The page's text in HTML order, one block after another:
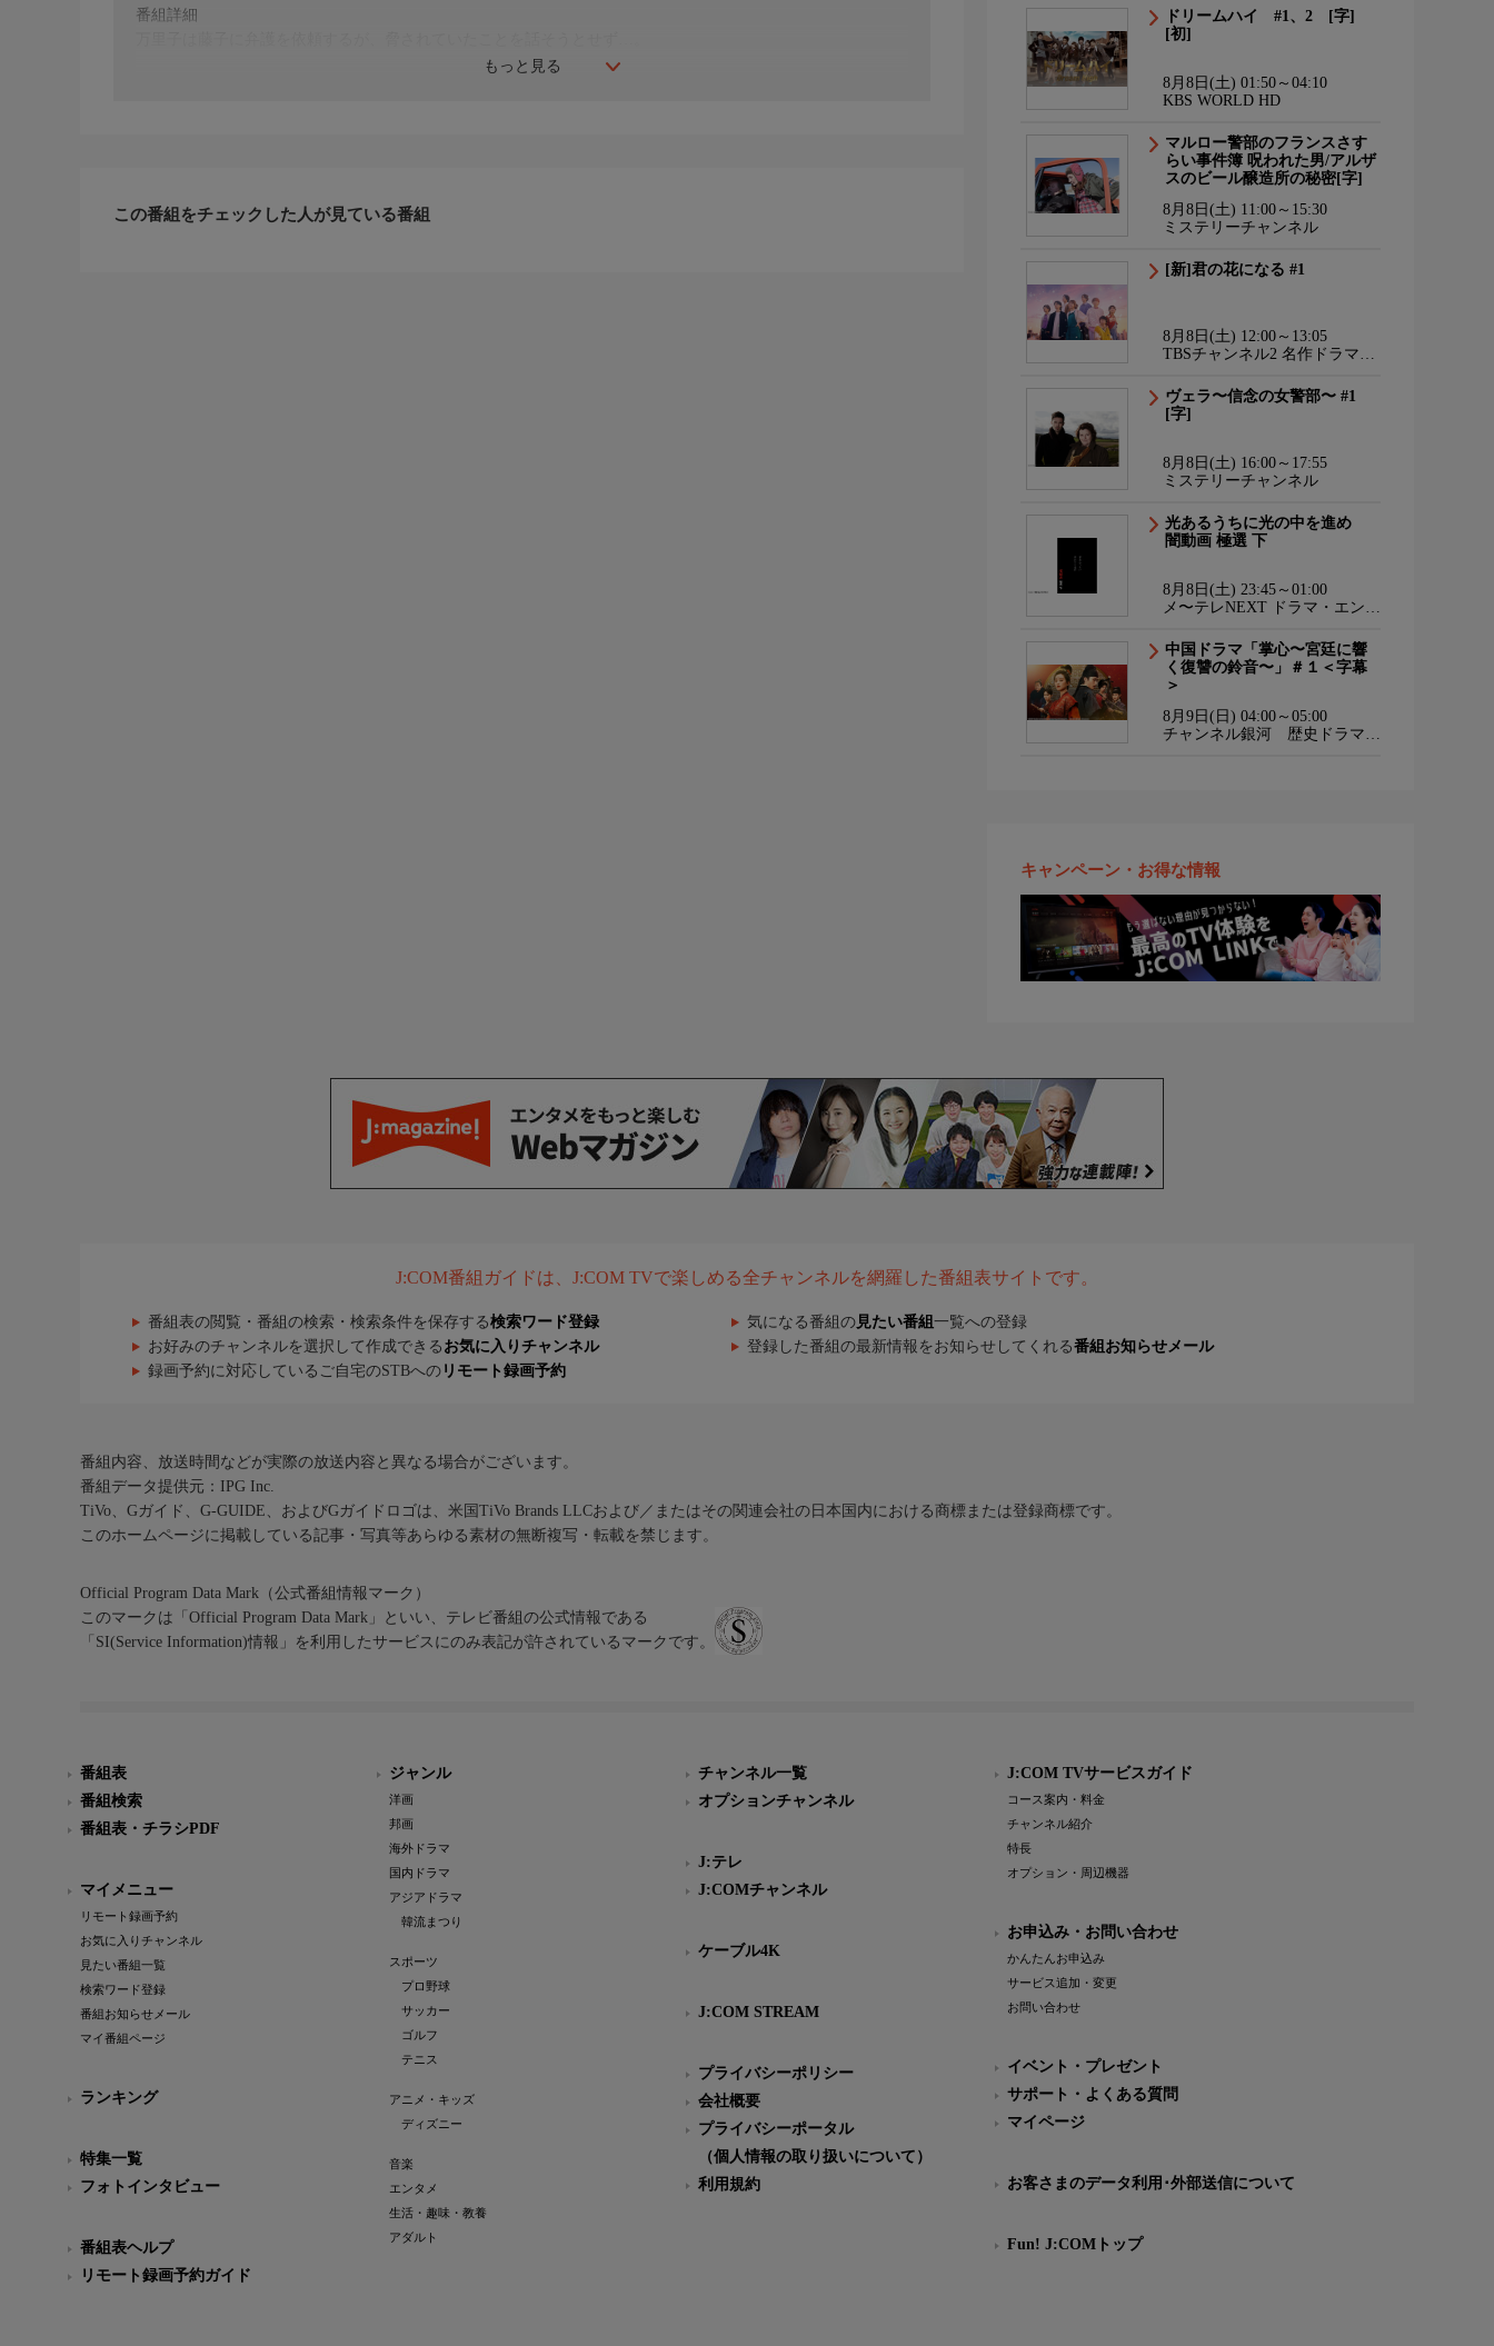
もっと見る
番組詳細
この番組をチェックした人が見ている番組
ドリームハイ #1、2 [字]
[初]
8月8日(土) 01:50～04:10
KBS WORLD HD
マルロー警部のフランスさす
らい事件簿 呪われた男/アルザ
スのビール醸造所の秘密[字]
8月8日(土) 11:00～15:30
ミステリーチャンネル
[新]君の花になる #1
8月8日(土) 12:00～13:05
TBSチャンネル2 名作ドラマ・
ヴェラ〜信念の女警部〜 #1
[字]
8月8日(土) 16:00～17:55
ミステリーチャンネル
光あるうちに光の中を進め
闇動画 極選 下
8月8日(土) 23:45～01:00
メ〜テレNEXT ドラマ・エンタ
中国ドラマ「掌心〜宮廷に響
く復讐の鈴音〜」＃１＜字幕
＞
8月9日(日) 04:00～05:00
チャンネル銀河 歴史ドラマ・
キャンペーン・お得な情報
J:COM番組ガイドは、J:COM TVで楽しめる全チャンネルを網羅した番組表サイトです。
番組表の閲覧・番組の検索・検索条件を保存する検索ワード登録 気になる番組の 見たい番組 一覧への登録
お好みのチャンネルを選択して作成できる お気に入りチャンネル 登録した番組の最新情報をお知らせしてくれる番組お知らせメール
録画予約に対応しているご自宅のSTBへの リモート録画予約
番組内容、放送時間などが実際の放送内容と異なる場合がございます。
番組データ提供元：IPG Inc.
TiVo、Gガイド、G-GUIDE、およびGガイドロゴは、米国TiVo Brands LLCおよび／またはその関連会社の日本国内における商標または登録商標です。
このホームページに掲載している記事・写真等あらゆる素材の無断複写・転載を禁じます。
Official Program Data Mark（公式番組情報マーク）
このマークは「Official Program Data Mark」といい、テレビ番組の公式情報である
「SI(Service Information)情報」を利用したサービスにのみ表記が許されているマークです。
番組表
番組検索
番組表・チラシPDF
マイメニュー
リモート録画予約
お気に入りチャンネル
見たい番組一覧
検索ワード登録
番組お知らせメール
マイ番組ページ
ランキング
特集一覧
フォトインタビュー
番組表ヘルプ
リモート録画予約ガイド
ジャンル
洋画
邦画
海外ドラマ
国内ドラマ
アジアドラマ
韓流まつり
スポーツ
プロ野球
サッカー
ゴルフ
テニス
アニメ・キッズ
ディズニー
音楽
エンタメ
生活・趣味・教養
アダルト
チャンネル一覧
オプションチャンネル
J:テレ
J:COMチャンネル
ケーブル4K
J:COM STREAM
プライバシーポリシー
会社概要
プライバシーポータル
（個人情報の取り扱いについて）
利用規約
J:COM TVサービスガイド
コース案内・料金
チャンネル紹介
特長
オプション・周辺機器
お申込み・お問い合わせ
かんたんお申込み
サービス追加・変更
お問い合わせ
イベント・プレゼント
サポート・よくある質問
マイページ
お客さまのデータ利用･外部送信について
Fun! J:COMトップ